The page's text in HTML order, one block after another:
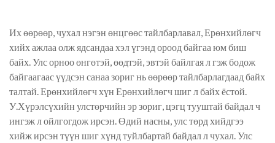
Их өөрөөр, чухал нэгэн өнцгөөс тайлбарлавал, Ерөнхийлөгч
хийх ажлаа олж ядсандаа хэл үгэнд ороод байгаа юм биш
байх. Улс орноо өнгөтэй, өөдтэй, эвтэй байлгая л гэж бодож
байгаагаас үүдсэн санаа зориг нь өөрөөр тайлбарлагдаад байх
талтай. Ерөнхийлөгч хүн Ерөнхийлөгч шиг л байх ёстой.
У.Хүрэлсүхийн улстөрчийн эр зориг, цэгц тууштай байдал ч
ингэж л ойлгогдож ирсэн. Өдий насны, улс төрд хийдгээ
хийж ирсэн түүн шиг хүнд туйлбартай байдал л чухал. Улс